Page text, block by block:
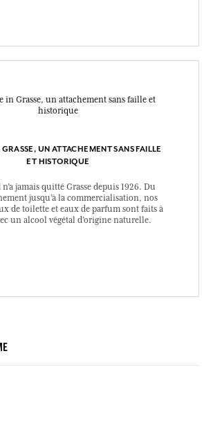
UN ATTACHEMENT SANS FAILLE
ET HISTORIQUE
jamais quitté Grasse depuis 1926. Du
jusqu’à la commercialisation, nos
de toilette et eaux de parfum sont faits à
un alcool végétal d’origine naturelle.